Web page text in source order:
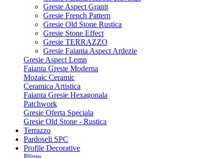
Gresie Aspect Granit
Gresie French Pattern
Gresie Old Stone Rustica
Gresie Stone Effect
Gresie TERRAZZO
Gresie Faianta Aspect Ardezie
Gresie Aspect Lemn
Faianta Gresie Moderna
Mozaic Ceramic
Ceramica Artistica
Faianta Gresie Hexagonala
Patchwork
Gresie Oferta Speciala
Gresie Old Stone - Rustica
Terrazzo
Pardoseli SPC
Profile Decorative